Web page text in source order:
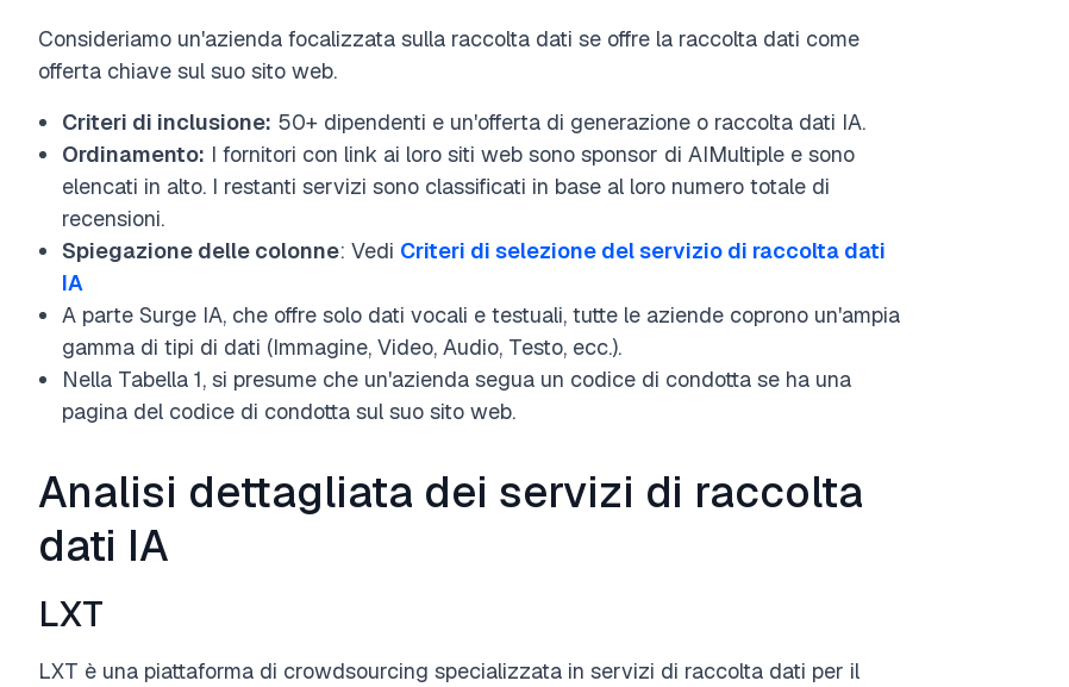
Consideriamo un'azienda focalizzata sulla raccolta dati se offre la raccolta dati come
offerta chiave sul suo sito web.
Criteri di inclusione: 50+ dipendenti e un'offerta di generazione o raccolta dati IA.
Ordinamento: I fornitori con link ai loro siti web sono sponsor di AIMultiple e sono
elencati in alto. I restanti servizi sono classificati in base al loro numero totale di
recensioni.
Spiegazione delle colonne: Vedi Criteri di selezione del servizio di raccolta dati
IA
A parte Surge IA, che offre solo dati vocali e testuali, tutte le aziende coprono un'ampia
gamma di tipi di dati (Immagine, Video, Audio, Testo, ecc.).
Nella Tabella 1, si presume che un'azienda segua un codice di condotta se ha una
pagina del codice di condotta sul suo sito web.
Analisi dettagliata dei servizi di raccolta
dati IA
LXT
LXT è una piattaforma di crowdsourcing specializzata in servizi di raccolta dati per il